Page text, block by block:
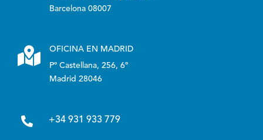
Barcelona 08007

OFICINA EN MADRID
Pº Castellana, 256, 6º
Madrid 28046
 +34 931 933 779